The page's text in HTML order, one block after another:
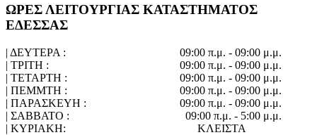
ΩΡΕΣ ΛΕΙΤΟΥΡΓΙΑΣ ΚΑΤΑΣΤΗΜΑΤΟΣ
ΕΔΕΣΣΑΣ
| ΔΕΥΤΕΡΑ :
09:00 π.μ. - 09:00 μ.μ.
| ΤΡΙΤΗ :
09:00 π.μ. - 09:00 μ.μ.
| ΤΕΤΑΡΤΗ :
09:00 π.μ. - 09:00 μ.μ.
| ΠΕΜΜΤΗ :
09:00 π.μ. - 09:00 μ.μ.
| ΠΑΡΑΣΚΕΥΗ :
09:00 π.μ. - 09:00 μ.μ.
| ΣΑΒΒΑΤΟ :
09:00 π.μ. - 5:00 μ.μ.
| ΚΥΡΙΑΚΗ:
ΚΛΕΙΣΤΑ